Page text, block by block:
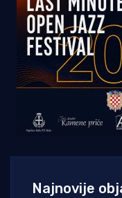
Najnovije